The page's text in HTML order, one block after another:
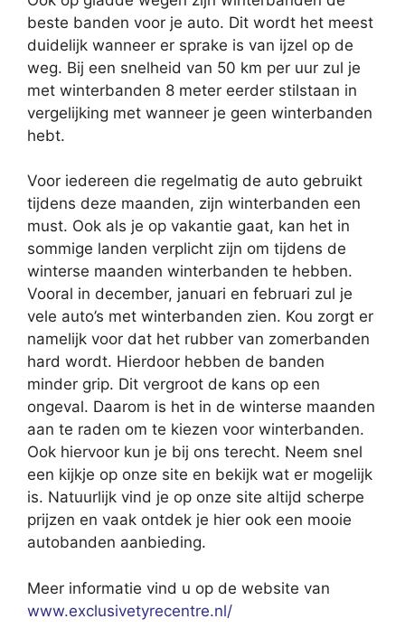
beste banden voor je auto. Dit wordt het meest
duidelijk wanneer er sprake is van ijzel op de
weg. Bij een snelheid van 50 km per uur zul je
met winterbanden 8 meter eerder stilstaan in
vergelijking met wanneer je geen winterbanden
hebt.
Voor iedereen die regelmatig de auto gebruikt
tijdens deze maanden, zijn winterbanden een
must. Ook als je op vakantie gaat, kan het in
sommige landen verplicht zijn om tijdens de
winterse maanden winterbanden te hebben.
Vooral in december, januari en februari zul je
vele auto’s met winterbanden zien. Kou zorgt er
namelijk voor dat het rubber van zomerbanden
hard wordt. Hierdoor hebben de banden
minder grip. Dit vergroot de kans op een
ongeval. Daarom is het in de winterse maanden
aan te raden om te kiezen voor winterbanden.
Ook hiervoor kun je bij ons terecht. Neem snel
een kijkje op onze site en bekijk wat er mogelijk
is. Natuurlijk vind je op onze site altijd scherpe
prijzen en vaak ontdek je hier ook een mooie
autobanden aanbieding.
Meer informatie vind u op de website van
www.exclusivetyrecentre.nl/